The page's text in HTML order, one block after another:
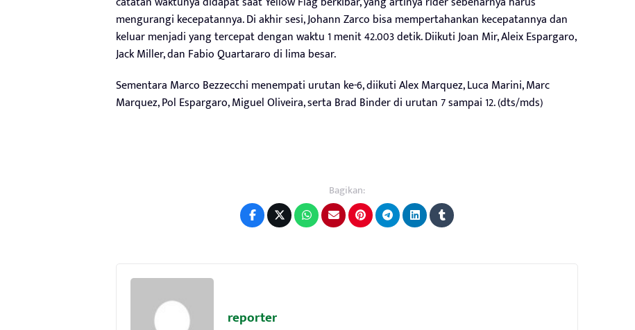
mengurangi kecepatannya. Di akhir sesi, Johann Zarco bisa mempertahankan kecepatannya dan
keluar menjadi yang tercepat dengan waktu 1 menit 42.003 detik. Diikuti Joan Mir, Aleix Espargaro,
Jack Miller, dan Fabio Quartararo di lima besar.
Sementara Marco Bezzecchi menempati urutan ke-6, diikuti Alex Marquez, Luca Marini, Marc
Marquez, Pol Espargaro, Miguel Oliveira, serta Brad Binder di urutan 7 sampai 12. (dts/mds)
Bagikan:
reporter